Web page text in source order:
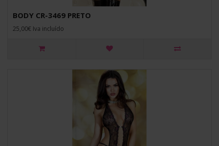
BODY CR-3469 PRETO
25,00€ Iva incluído